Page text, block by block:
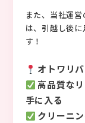
また、当社運
は、引越し後
す！
オトワリ
高品質な
手に入る
クリーニ